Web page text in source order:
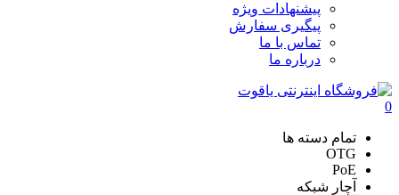
پیشنهادات ویژه
پیگیری سفارش
تماس با ما
درباره ما
0
تمام دسته ها
OTG
PoE
آچار شبکه